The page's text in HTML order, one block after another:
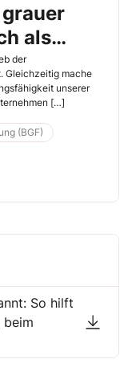
als
der
Gleichzeitig mache
unse­rer
[…]
(BGF)
So hilft
beim